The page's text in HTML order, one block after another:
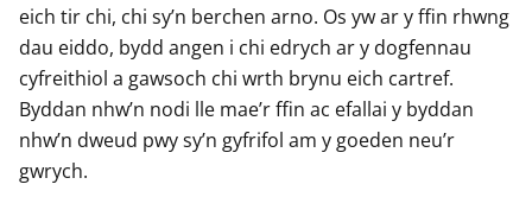
eich tir chi, chi sy’n berchen arno. Os yw ar y ffin rhwng
dau eiddo, bydd angen i chi edrych ar y dogfennau
cyfreithiol a gawsoch chi wrth brynu eich cartref.
Byddan nhw’n nodi lle mae’r ffin ac efallai y byddan
nhw’n dweud pwy sy’n gyfrifol am y goeden neu’r
gwrych.